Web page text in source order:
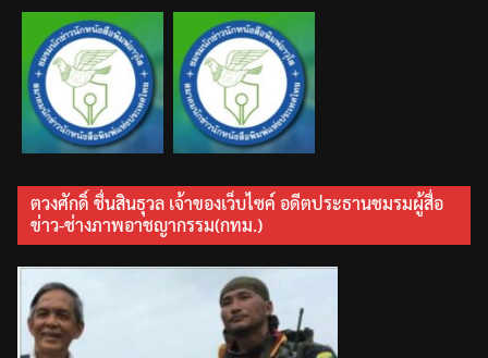
ตวงศักดิ์ ชื่นสินธุวล เจ้าของเว็บไซค์ อดีตประธานชมรมผู้สื่อ
ข่าว-ช่างภาพอาชญากรรม(กทม.)